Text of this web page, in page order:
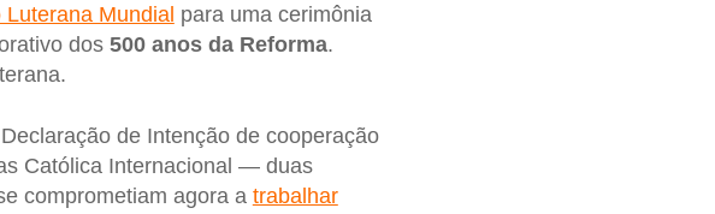
Luterana Mundial para uma cerimônia
dos 500 anos da Reforma.
de Intenção de cooperação
Católica Internacional — duas
comprometiam agora a trabalhar